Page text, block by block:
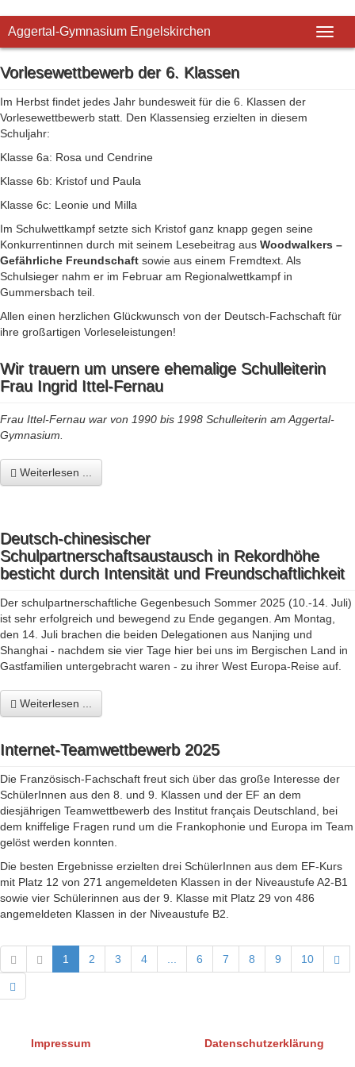
Aggertal-Gymnasium Engelskirchen
Vorlesewettbewerb der 6. Klassen
Im Herbst findet jedes Jahr bundesweit für die 6. Klassen der
Vorlesewettbewerb statt. Den Klassensieg erzielten in diesem
Schuljahr:
Klasse 6a: Rosa und Cendrine
Klasse 6b: Kristof und Paula
Klasse 6c: Leonie und Milla
Im Schulwettkampf setzte sich Kristof ganz knapp gegen seine
Konkurrentinnen durch mit seinem Lesebeitrag aus Woodwalkers –
Gefährliche Freundschaft sowie aus einem Fremdtext. Als
Schulsieger nahm er im Februar am Regionalwettkampf in
Gummersbach teil.
Allen einen herzlichen Glückwunsch von der Deutsch-Fachschaft für
ihre großartigen Vorleseleistungen!
Wir trauern um unsere ehemalige Schulleiterin
Frau Ingrid Ittel-Fernau
Frau Ittel-Fernau war von 1990 bis 1998 Schulleiterin am Aggertal-
Gymnasium.
Weiterlesen ...
Deutsch-chinesischer
Schulpartnerschaftsaustausch in Rekordhöhe
besticht durch Intensität und Freundschaftlichkeit
Der schulpartnerschaftliche Gegenbesuch Sommer 2025 (10.-14. Juli)
ist sehr erfolgreich und bewegend zu Ende gegangen. Am Montag,
den 14. Juli brachen die beiden Delegationen aus Nanjing und
Shanghai - nachdem sie vier Tage hier bei uns im Bergischen Land in
Gastfamilien untergebracht waren - zu ihrer West Europa-Reise auf.
Weiterlesen ...
Internet-Teamwettbewerb 2025
Die Französisch-Fachschaft freut sich über das große Interesse der
SchülerInnen aus den 8. und 9. Klassen und der EF an dem
diesjährigen Teamwettbewerb des Institut français Deutschland, bei
dem kniffelige Fragen rund um die Frankophonie und Europa im Team
gelöst werden konnten.
Die besten Ergebnisse erzielten drei SchülerInnen aus dem EF-Kurs
mit Platz 12 von 271 angemeldeten Klassen in der Niveaustufe A2-B1
sowie vier Schülerinnen aus der 9. Klasse mit Platz 29 von 486
angemeldeten Klassen in der Niveaustufe B2.
1 2 3 4 6 7 8 9 10
Impressum Datenschutzerklärung